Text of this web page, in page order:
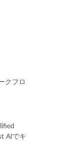
クフロ
AIでキ